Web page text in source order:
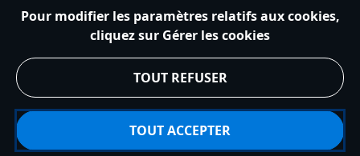
s172 Statements
Accessibility
Pour modifier les paramètres relatifs aux cookies,
cliquez sur Gérer les cookies
TOUT REFUSER
TOUT ACCEPTER